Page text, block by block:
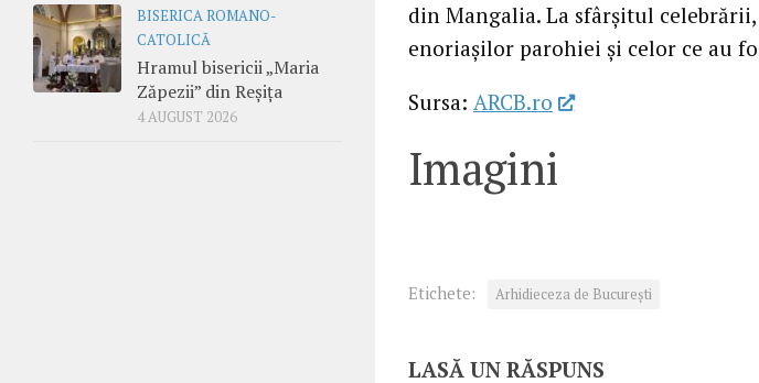
din Mangalia. La sfârşitul
enoriaşilor parohiei şi celor ce au
Sursa: ARCB.ro
Imagini
Etichete: Arhidieceza de București
LASĂ UN RĂSPUNS
BISERICA ROMANO-
CATOLICĂ
Hramul bisericii „Maria
Zăpezii” din Reșița
4 AUGUST 2026